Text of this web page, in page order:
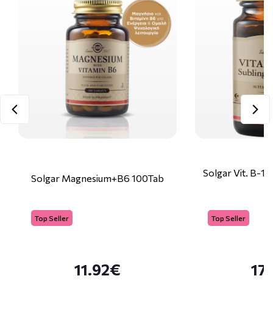
Solgar Magnesium+B6 100Tab
Top Seller
11.92€
Solgar Vit. B-
Top Seller